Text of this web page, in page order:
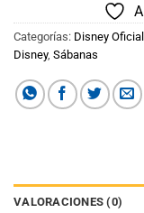
Categorías: Disney Oficial
Disney, Sábanas
VALORACIONES (0)